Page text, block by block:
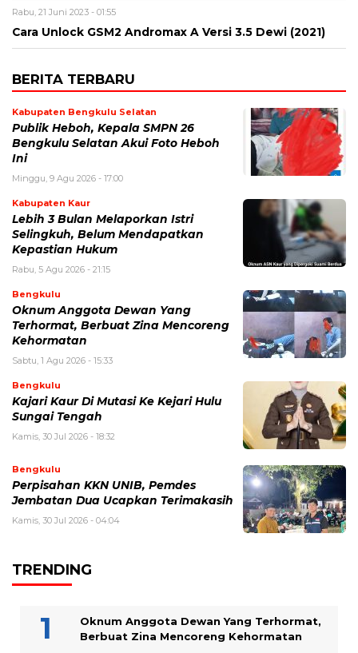
Rabu, 21 Juni 2023 - 01:55
Cara Unlock GSM2 Andromax A Versi 3.5 Dewi (2021)
BERITA TERBARU
Kabupaten Bengkulu Selatan
Publik Heboh, Kepala SMPN 26
Bengkulu Selatan Akui Foto Heboh
Ini
Minggu, 9 Agu 2026 - 17:00
Kabupaten Kaur
Lebih 3 Bulan Melaporkan Istri
Selingkuh, Belum Mendapatkan
Kepastian Hukum
Rabu, 5 Agu 2026 - 21:15
Bengkulu
Oknum Anggota Dewan Yang
Terhormat, Berbuat Zina Mencoreng
Kehormatan
Sabtu, 1 Agu 2026 - 15:33
Bengkulu
Kajari Kaur Di Mutasi Ke Kejari Hulu
Sungai Tengah
Kamis, 30 Jul 2026 - 18:32
Bengkulu
Perpisahan KKN UNIB, Pemdes
Jembatan Dua Ucapkan Terimakasih
Kamis, 30 Jul 2026 - 04:04
TRENDING
Oknum Anggota Dewan Yang Terhormat,
Berbuat Zina Mencoreng Kehormatan